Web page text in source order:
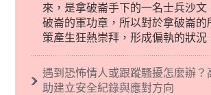
來，是拿破崙手下的一名士兵沙文
破崙的軍功章，所以對於拿破崙的
策產生狂熱崇拜，形成偏執的狀況
義後來就被拿來暗指偏見和歧視，
義傾向的人，通常對於自己的國家
烈的卓越感，因而瞧不起其他國家
遇到恐怖情人或跟蹤騷擾怎麼辦？
助建立安全紀錄與應對方向